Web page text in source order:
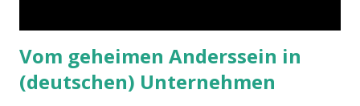
Vom geheimen Anderssein in
(deutschen) Unternehmen